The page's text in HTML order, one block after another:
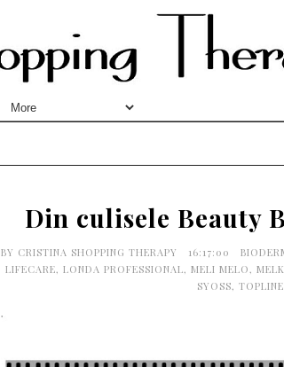
Din culisele Beauty
BY CRISTINA SHOPPING THERAPY 16:17:00
LIFECARE, LONDA PROFESSIONAL, MELI MELO,
SYOSS, TOPLINE